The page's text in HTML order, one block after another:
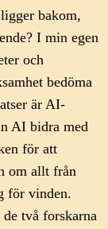
bakom,
I min egen
och
bedöma
är AI-
AI bidra med
för att
om allt från
för vinden.
två forskarna